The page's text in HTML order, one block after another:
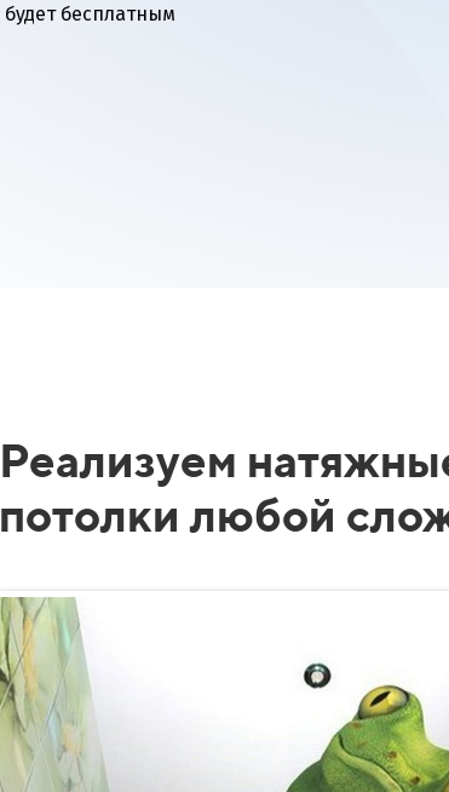
будет бесплатным
Реализуем
потолки любой